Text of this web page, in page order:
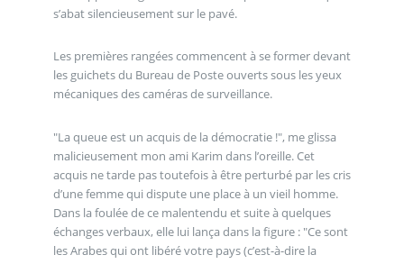
s’abat silencieusement sur le pavé.
Les premières rangées commencent à se former devant
les guichets du Bureau de Poste ouverts sous les yeux
mécaniques des caméras de surveillance.
"La queue est un acquis de la démocratie !", me glissa
malicieusement mon ami Karim dans l’oreille. Cet
acquis ne tarde pas toutefois à être perturbé par les cris
d’une femme qui dispute une place à un vieil homme.
Dans la foulée de ce malentendu et suite à quelques
échanges verbaux, elle lui lança dans la figure : "Ce sont
les Arabes qui ont libéré votre pays (c’est-à-dire la